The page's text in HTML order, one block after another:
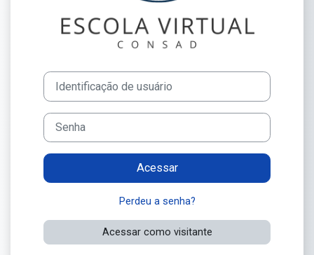
Identificação de usuário
Senha
Acessar
Perdeu a senha?
Acessar como visitante